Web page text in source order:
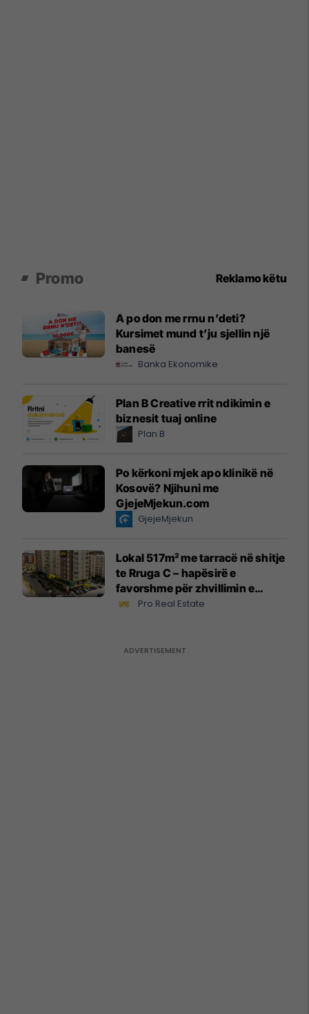
Promo Reklamo këtu
A po don me rrnu n’deti?
Kursimet mund t’ju sjellin një
banesë
Banka Ekonomike
Plan B Creative rrit ndikimin e
biznesit tuaj online
Plan B
Po kërkoni mjek apo klinikë në
Kosovë? Njihuni me
GjejeMjekun.com
GjejeMjekun
Lokal 517m² me tarracë në shitje
te Rruga C – hapësirë e
favorshme për zhvillimin e
biznesit #15796
Pro Real Estate